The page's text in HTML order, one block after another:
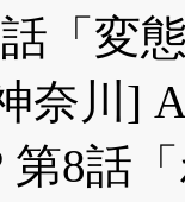
話「変
奈川]
第8話